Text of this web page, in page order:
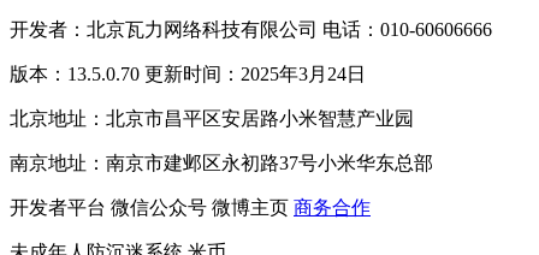
开发者：北京瓦力网络科技有限公司 电话：010-60606666
版本：13.5.0.70 更新时间：2025年3月24日
北京地址：北京市昌平区安居路小米智慧产业园
南京地址：南京市建邺区永初路37号小米华东总部
开发者平台 微信公众号 微博主页 商务合作